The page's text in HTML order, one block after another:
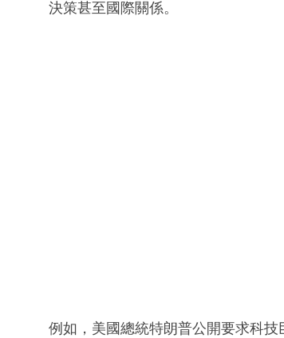
決策甚至國際關係。
例如，美國總統特朗普公開要求科